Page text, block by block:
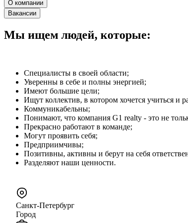
О компании
Вакансии
Мы ищем людей, которые:
Cпециалисты в своей области;
Уверенны в себе и полны энергией;
Имеют большие цели;
Ищут коллектив, в котором хочется учиться и
Коммуникабельны;
Понимают, что компания G1 realty - это не
Прекрасно работают в команде;
Могут проявить себя;
Предприимчивы;
Позитивны, активны и берут на себя
Разделяют наши ценности.
Санкт-Петербург
Город